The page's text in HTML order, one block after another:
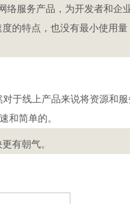
服务产品，为开发者和企
的特点，也没有最小使用量
于线上产品来说将资源和服
和简单的。
有朝气。